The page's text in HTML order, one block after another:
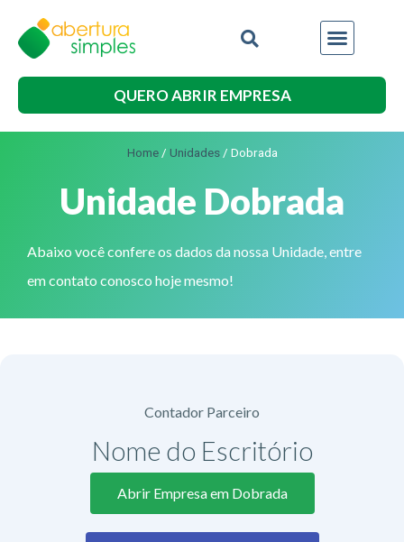
QUERO ABRIR EMPRESA
Home/ Unidades/ Dobrada
Unidade Dobrada
Abaixo você confere os dados da nossa Unidade, entre
em contato conosco hoje mesmo!
Contador Parceiro
Nome do Escritório​
Abrir Empresa em Dobrada